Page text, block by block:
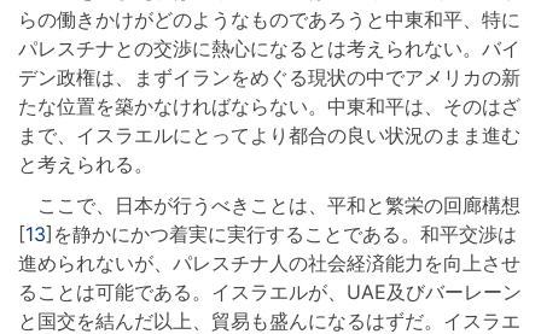
らの働きかけがどのようなものであろうと中東和平、特に
パレスチナとの交渉に熱心になるとは考えられない。バイ
デン政権は、まずイランをめぐる現状の中でアメリカの新
たな位置を築かなければならない。中東和平は、そのはざ
まで、イスラエルにとってより都合の良い状況のまま進む
と考えられる。
ここで、日本が行うべきことは、平和と繁栄の回廊構想
[13]を静かにかつ着実に実行することである。和平交渉は
進められないが、パレスチナ人の社会経済能力を向上させ
ることは可能である。イスラエルが、UAE及びバーレーン
と国交を結んだ以上、貿易も盛んになるはずだ。イスラエ